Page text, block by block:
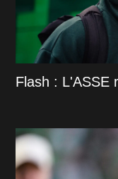
Flash : L'ASSE